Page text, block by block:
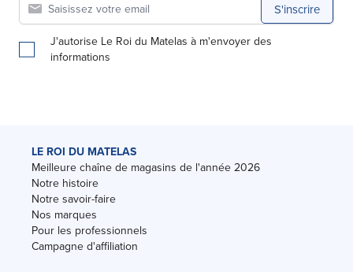
S'inscrire
J'autorise Le Roi du Matelas à m'envoyer des
informations
LE ROI DU MATELAS
Meilleure chaîne de magasins de l'année 2026
Notre histoire
Notre savoir-faire
Nos marques
Pour les professionnels
Campagne d'affiliation